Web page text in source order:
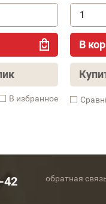
В избранное
В
42 обратная